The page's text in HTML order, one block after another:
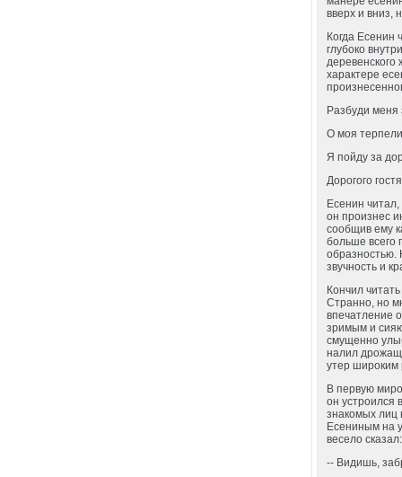
вверх и вниз,
Когда Есенин
глубоко
деревенского
характере
Разбуди меня
О моя
Я пойду за
Дорогого
Есенин читал,
он произнес
сообщив ему
больше всего
образностью.
звучность и
Кончил
Странно, но
впечатление
зримым и
смущенно
налил
утер широким
В первую
он устроился
знакомых лиц
Есениным на
весело сказал:
-- Видишь,